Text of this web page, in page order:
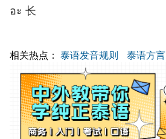
อะ 长
相关热点： 泰语发音规则 泰语方言